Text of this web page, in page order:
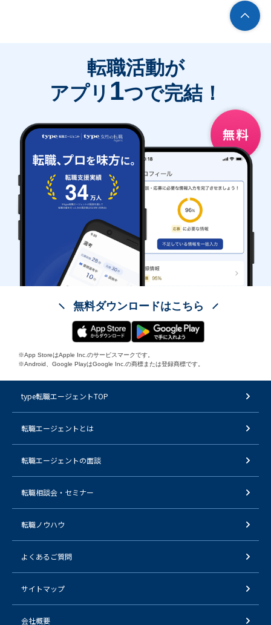
転職活動が
アプリ 1つで完結！
無料ダウンロードはこちら
※App StoreはApple Inc.のサービスマークです。
※Android、Google PlayはGoogle Inc.の商標または登録商標です。
type転職エージェントTOP
転職エージェントとは
転職エージェントの面談
転職相談会・セミナー
転職ノウハウ
よくあるご質問
サイトマップ
会社概要